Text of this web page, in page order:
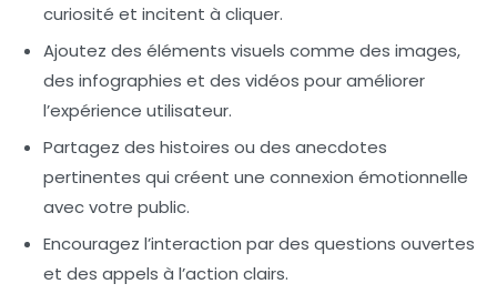
curiosité et incitent à cliquer.
Ajoutez des éléments visuels comme des images,
des infographies et des vidéos pour améliorer
l’expérience utilisateur.
Partagez des histoires ou des anecdotes
pertinentes qui créent une connexion émotionnelle
avec votre public.
Encouragez l’interaction par des questions ouvertes
et des appels à l’action clairs.